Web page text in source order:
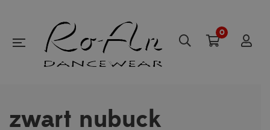
0
zwart nubuck